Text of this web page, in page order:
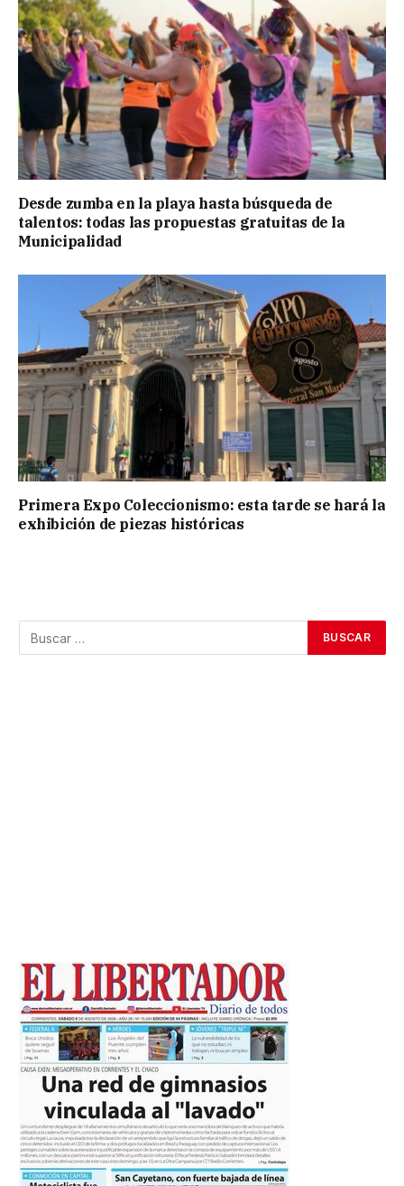
Desde zumba en la playa hasta búsqueda de
talentos: todas las propuestas gratuitas de la
Municipalidad
Primera Expo Coleccionismo: esta tarde se hará la
exhibición de piezas históricas